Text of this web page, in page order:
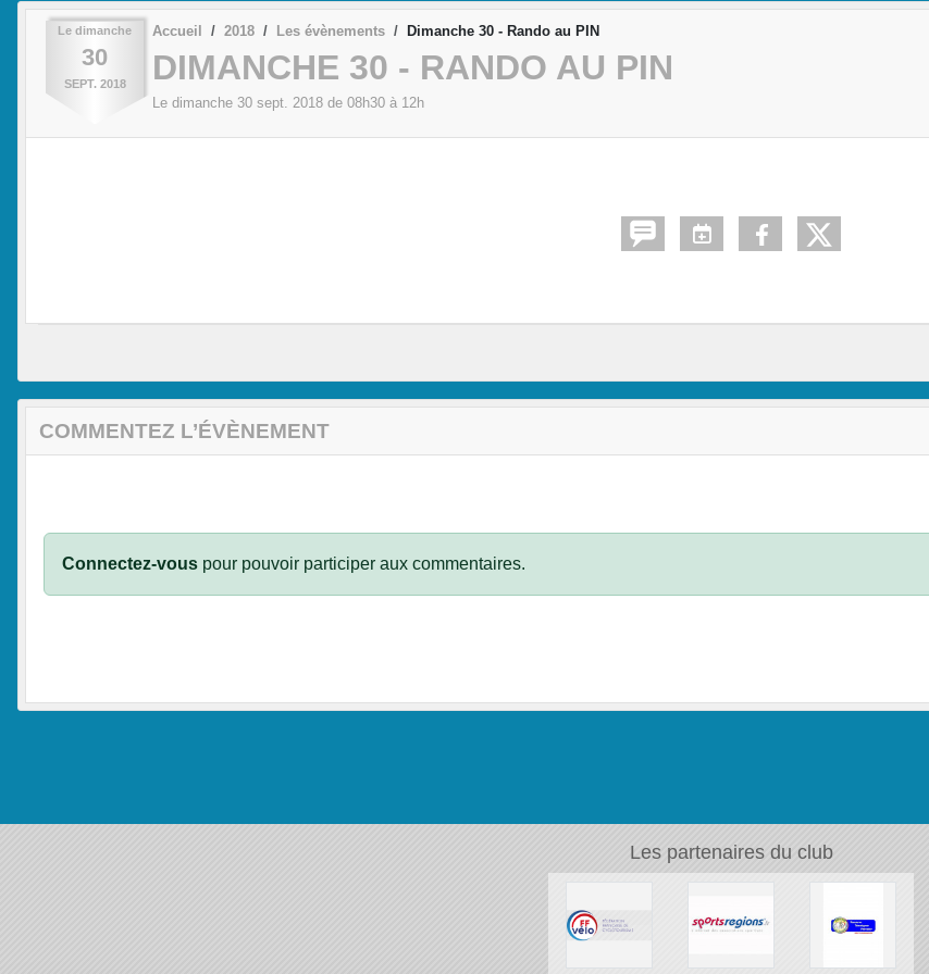
Le dimanche
30
SEPT. 2018
Accueil 2018 Les évènements Dimanche 30 - Rando au PIN
DIMANCHE 30 - RANDO AU PIN
Le dimanche 30 sept. 2018 de 08h30 à 12h
COMMENTEZ L’ÉVÈNEMENT
Connectez-vous pour pouvoir participer aux commentaires.
Les partenaires du club